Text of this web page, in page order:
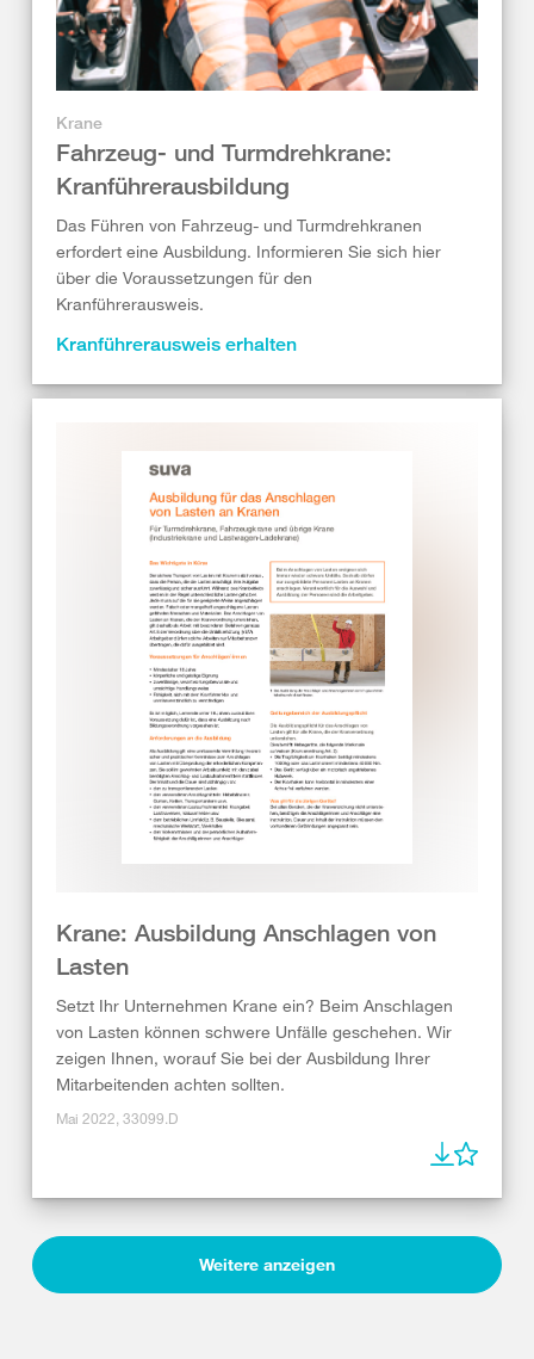
Krane
Fahrzeug- und Turmdrehkrane:
Kranführerausbildung
Das Führen von Fahrzeug- und Turmdrehkranen
erfordert eine Ausbildung. Informieren Sie sich hier
über die Voraussetzungen für den
Kranführerausweis.
Kranführerausweis erhalten
Krane: Ausbildung Anschlagen von
Lasten
Setzt Ihr Unternehmen Krane ein? Beim Anschlagen
von Lasten können schwere Unfälle geschehen. Wir
zeigen Ihnen, worauf Sie bei der Ausbildung Ihrer
Mitarbeitenden achten sollten.
Mai 2022, 33099.D
Weitere anzeigen